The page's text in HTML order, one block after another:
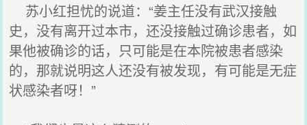
苏小红担忧的说道：“姜主任没有武汉接触
史，没有离开过本市，还没接触过确诊患者，如
果他被确诊的话，只可能是在本院被患者感染
的，那就说明这人还没有被发现，有可能是无症
状感染者呀！”